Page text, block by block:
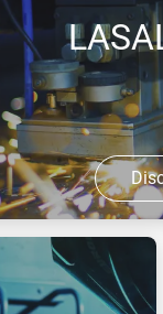
2003 е
качество
LASAL™